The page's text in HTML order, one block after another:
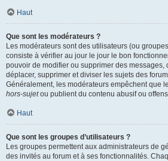
Haut
Que sont les modérateurs ?
Les modérateurs sont des utilisateurs (ou
consiste à vérifier au jour le jour le bon
pouvoir de modifier ou supprimer des messages,
déplacer, supprimer et diviser les sujets des
Généralement, les modérateurs empêchent que
hors-sujetou publient du contenu abusif ou
Haut
Que sont les groupes d’utilisateurs ?
Les groupes permettent aux administrateurs de
des invités au forum et à ses fonctionnalités.